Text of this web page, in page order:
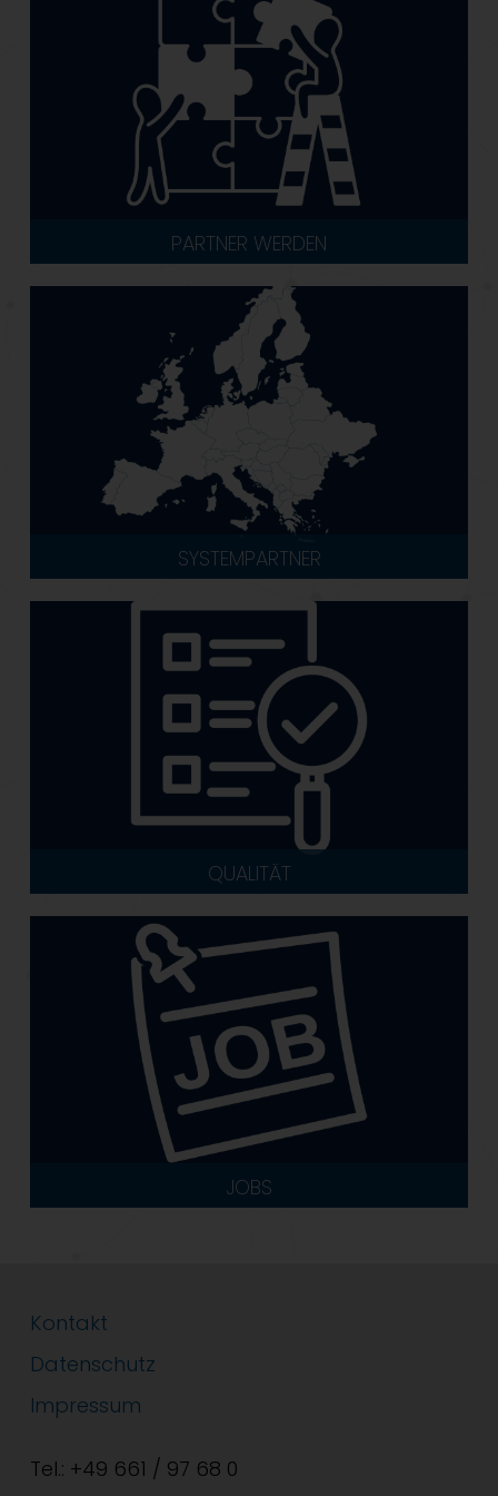
PARTNER WERDEN
SYSTEMPARTNER
QUALITÄT
JOBS
Kontakt
Datenschutz
Impressum
Tel.: +49 661 / 97 68 0